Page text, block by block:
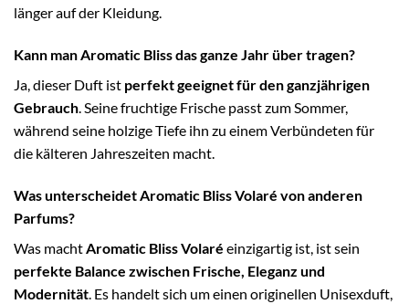
länger auf der Kleidung.
Kann man Aromatic Bliss das ganze Jahr über tragen?
Ja, dieser Duft ist perfekt geeignet für den ganzjährigen
Gebrauch. Seine fruchtige Frische passt zum Sommer,
während seine holzige Tiefe ihn zu einem Verbündeten für
die kälteren Jahreszeiten macht.
Was unterscheidet Aromatic Bliss Volaré von anderen
Parfums?
Was machtAromatic Bliss Volaré einzigartig ist, ist sein
perfekte Balance zwischen Frische, Eleganz und
Modernität. Es handelt sich um einen originellen Unisexduft,